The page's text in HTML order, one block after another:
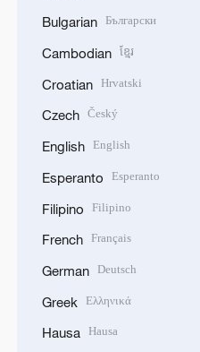
Bulgarian Български
Cambodian ខ្មែរ
Croatian Hrvatski
Czech Český
English English
Esperanto Esperanto
Filipino Filipino
French Français
German Deutsch
Greek Ελληνικά
Hausa Hausa